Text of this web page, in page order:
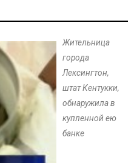
Жительница
города
Лексингтон,
штат Кентукки,
обнаружила в
купленной ею
банке